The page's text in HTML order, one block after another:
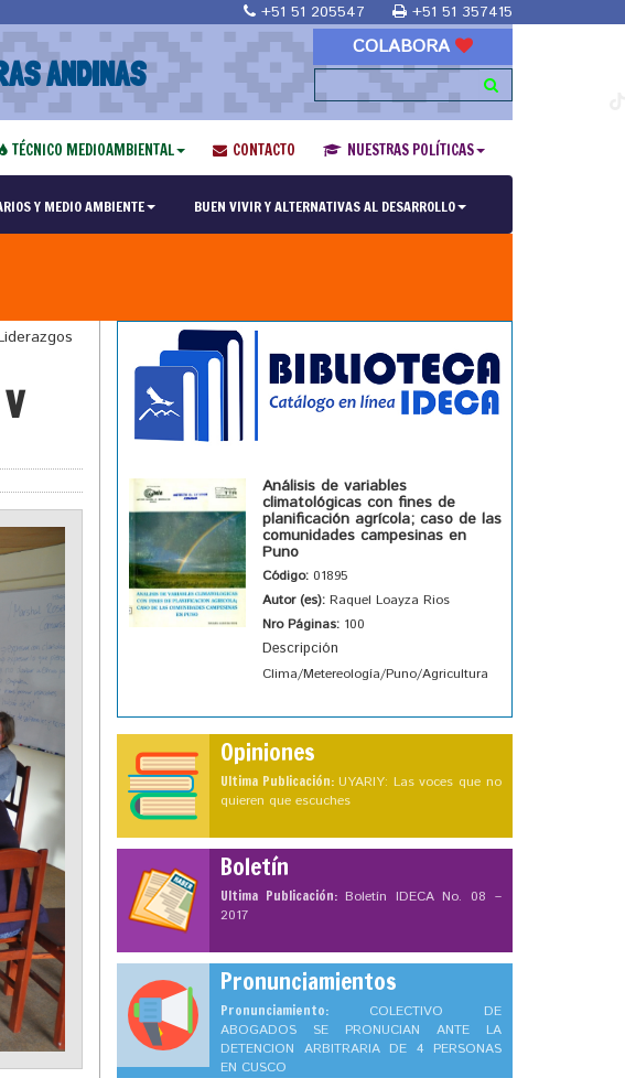
+51 51 205547 +51 51 357415
ANDINAS
COLABORA
TÉCNICO MEDIOAMBIENTAL CONTACTO NUESTRAS POLÍTICAS
Y MEDIO AMBIENTE BUEN VIVIR Y ALTERNATIVAS AL DESARROLLO
Análisis de variables
climatológicas con fines de
planificación agrícola; caso de las
comunidades campesinas en
Puno
Código: 01895
Autor (es): Raquel Loayza Rios
Nro Páginas: 100
Descripción
Clima/Metereología/Puno/Agricultura
Opiniones
Ultima Publicación: UYARIY: Las voces que no
quieren que escuches
Boletín
Ultima Publicación: Boletín IDECA No. 08 –
2017
Pronunciamientos
Pronunciamiento: COLECTIVO DE
ABOGADOS SE PRONUCIAN ANTE LA
DETENCION ARBITRARIA DE 4 PERSONAS
EN CUSCO